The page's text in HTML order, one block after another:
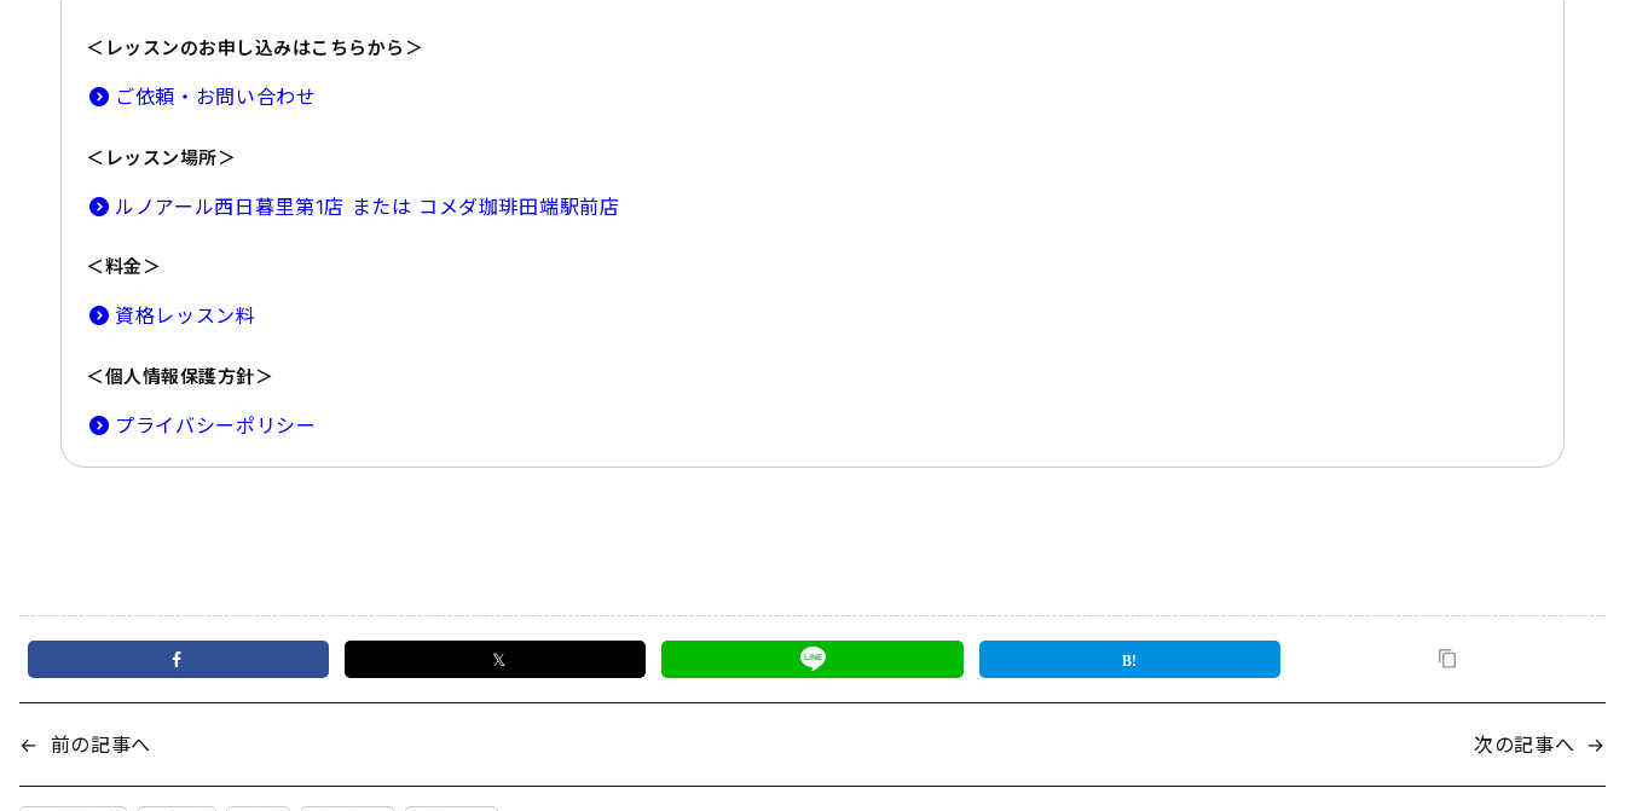
＜レッスンのお申し込みはこちらから＞
ご依頼・お問い合わせ
＜レッスン場所＞
ルノアール西日暮里第1店 または コメダ珈琲田端駅前店
＜料金＞
資格レッスン料
＜個人情報保護方針＞
プライバシーポリシー
𝕏
← 前の記事へ 次の記事へ →